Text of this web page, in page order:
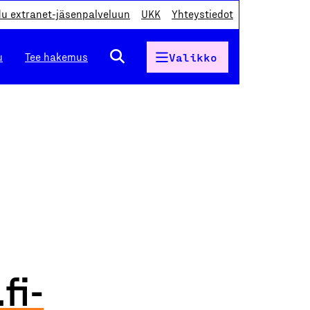
extranet-jäsenpalveluun UKK Yhteystiedot
Tee hakemus Valikko